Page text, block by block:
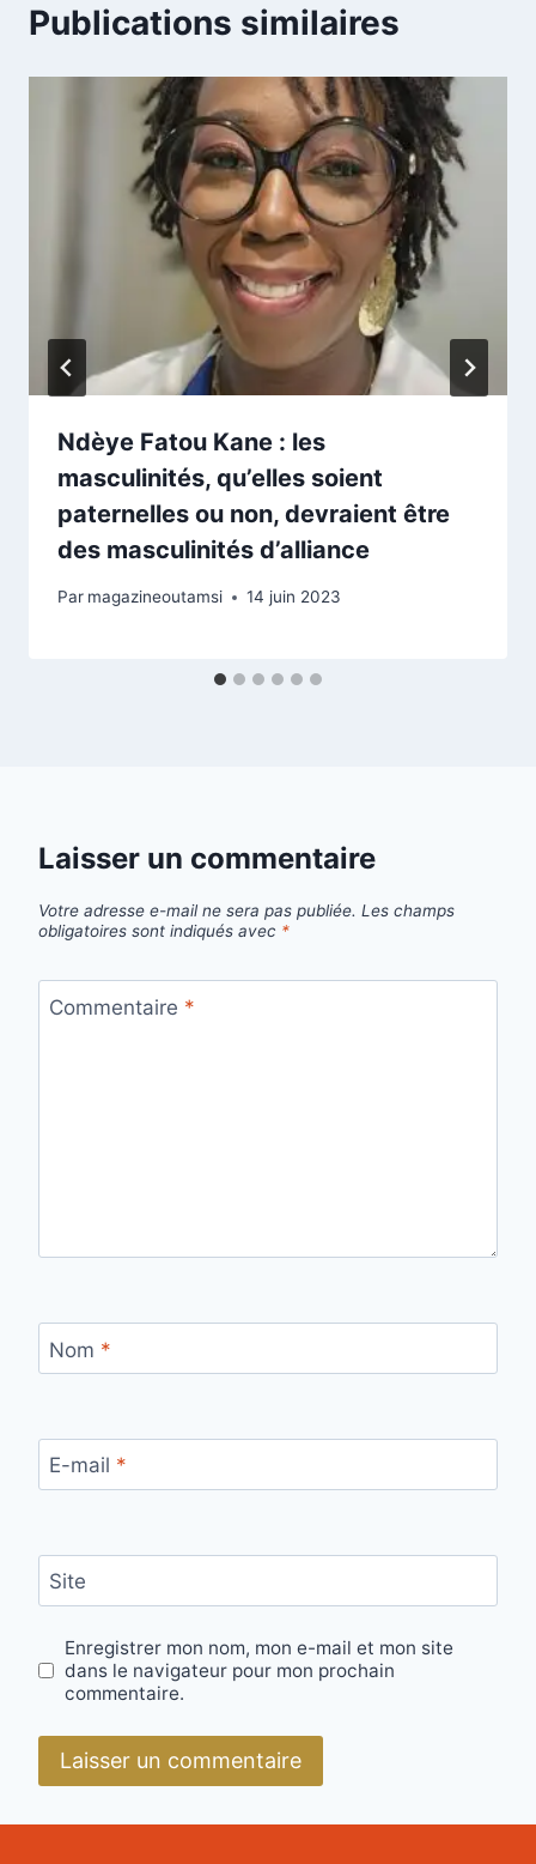
Publications similaires
Ndèye Fatou Kane : les
masculinités, qu’elles soient
paternelles ou non, devraient être
des masculinités d’alliance
Par magazineoutamsi 14 juin 2023
Laisser un commentaire
Votre adresse e-mail ne sera pas publiée. Les champs
obligatoires sont indiqués avec *
Commentaire *
Nom *
E-mail *
Site
Enregistrer mon nom, mon e-mail et mon site
dans le navigateur pour mon prochain
commentaire.